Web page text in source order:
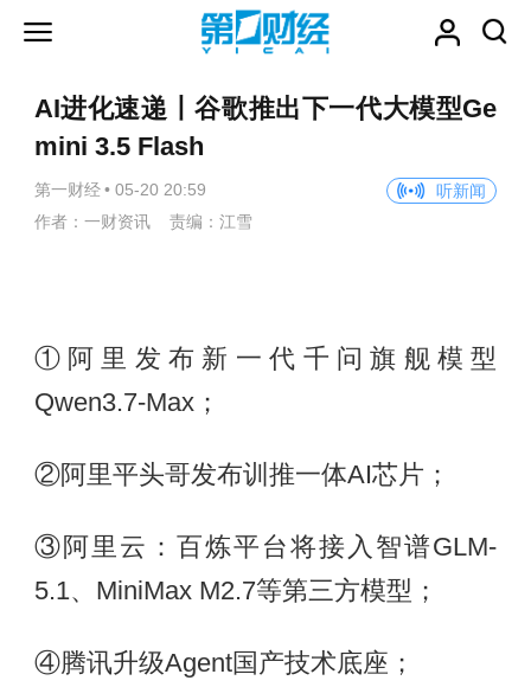
AI进化速递丨谷歌推出下一代大模型Ge
mini 3.5 Flash
第一财经 • 05-20 20:59
听新闻
作者：一财资讯 责编：江雪
①阿里发布新一代千问旗舰模型
Qwen3.7-Max；
②阿里平头哥发布训推一体AI芯片；
③阿里云：百炼平台将接入智谱GLM-
5.1、MiniMax M2.7等第三方模型；
④腾讯升级Agent国产技术底座；